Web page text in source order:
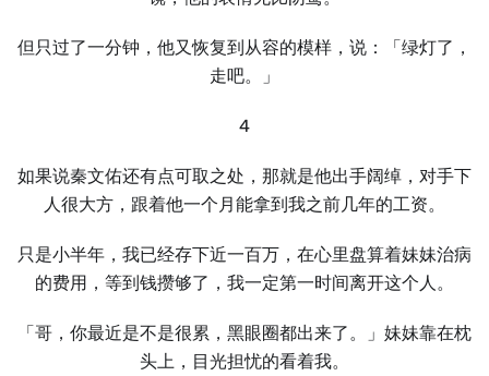
但只过了一分钟，他又恢复到从容的模样，说：「绿灯了，
走吧。」
4
如果说秦文佑还有点可取之处，那就是他出手阔绰，对手下
人很大方，跟着他一个月能拿到我之前几年的工资。
只是小半年，我已经存下近一百万，在心里盘算着妹妹治病
的费用，等到钱攒够了，我一定第一时间离开这个人。
「哥，你最近是不是很累，黑眼圈都出来了。」妹妹靠在枕
头上，目光担忧的看着我。